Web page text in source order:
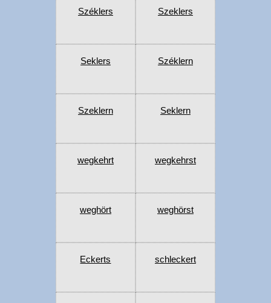
Széklers Szeklers
Seklers Széklern
Szeklern Seklern
wegkehrt wegkehrst
weghört weghörst
Eckerts schleckert